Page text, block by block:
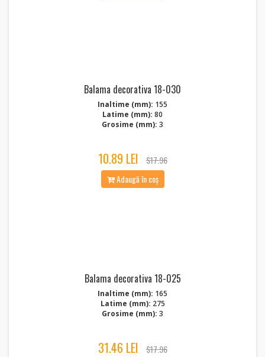
Balama decorativa 18-030
Inaltime (mm): 155
Latime (mm): 80
Grosime (mm): 3
10.89 LEI
$17.96
Adaugă în coș
Balama decorativa 18-025
Inaltime (mm): 165
Latime (mm): 275
Grosime (mm): 3
31.46 LEI
$17.96